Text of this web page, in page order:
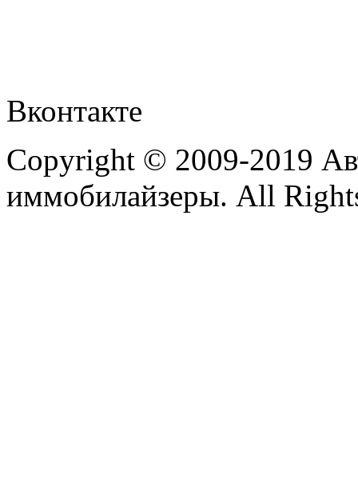
Вконтакте
Copyright © 2009-2019
иммобилайзеры. All